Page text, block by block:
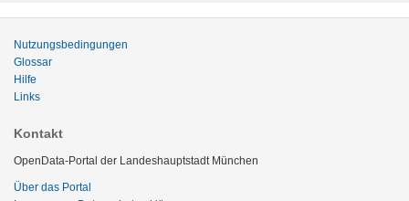
Nutzungsbedingungen
Glossar
Hilfe
Links
Kontakt
OpenData-Portal der Landeshauptstadt München
Über das Portal